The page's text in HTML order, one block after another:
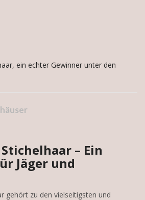
– Ein
Jäger und
gehört zu den vielseitigsten und